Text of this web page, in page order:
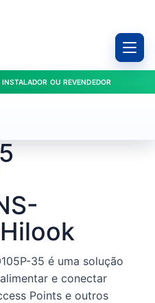
OU REVENDEDOR
Switch PoE 5 Portas 35W 100Mbps - NS-0105P-35 - Hilook
35 é uma solução
e conectar
Points e outros